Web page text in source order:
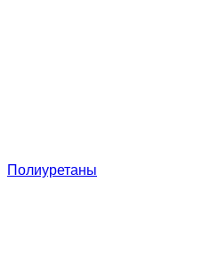
Полиуретаны